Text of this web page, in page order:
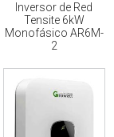
Inversor de Red
Tensite 6kW
Monofásico AR6M-
2